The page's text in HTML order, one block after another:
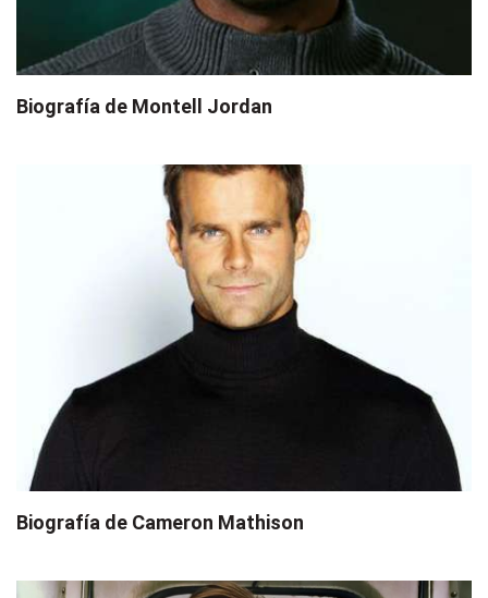
Biografía de Montell Jordan
Biografía de Cameron Mathison